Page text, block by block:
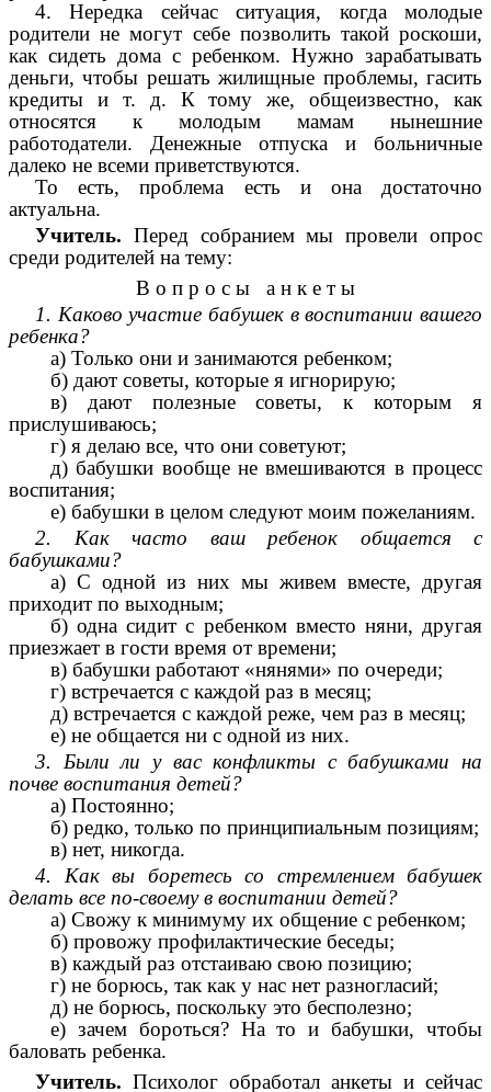
4. Нередка сейчас ситуация, когда молодые
родители не могут себе позволить такой роскоши,
как сидеть дома с ребенком. Нужно зарабатывать
деньги, чтобы решать жилищные проблемы, гасить
кредиты и т. д. К тому же, общеизвестно, как
относятся к молодым мамам нынешние
работодатели. Денежные отпуска и больничные
далеко не всеми приветствуются.
То есть, проблема есть и она достаточно
актуальна.
Учитель. Перед собранием мы провели опрос
среди родителей на тему:
В о п р о с ы а н к е т ы
1. Каково участие бабушек в воспитании вашего
ребенка?
а) Только они и занимаются ребенком;
б) дают советы, которые я игнорирую;
в) дают полезные советы, к которым я
прислушиваюсь;
г) я делаю все, что они советуют;
д) бабушки вообще не вмешиваются в процесс
воспитания;
е) бабушки в целом следуют моим пожеланиям.
2. Как часто ваш ребенок общается с
бабушками?
а) С одной из них мы живем вместе, другая
приходит по выходным;
б) одна сидит с ребенком вместо няни, другая
приезжает в гости время от времени;
в) бабушки работают «нянями» по очереди;
г) встречается с каждой раз в месяц;
д) встречается с каждой реже, чем раз в месяц;
е) не общается ни с одной из них.
3. Были ли у вас конфликты с бабушками на
почве воспитания детей?
а) Постоянно;
б) редко, только по принципиальным позициям;
в) нет, никогда.
4. Как вы боретесь со стремлением бабушек
делать все по-своему в воспитании детей?
а) Свожу к минимуму их общение с ребенком;
б) провожу профилактические беседы;
в) каждый раз отстаиваю свою позицию;
г) не борюсь, так как у нас нет разногласий;
д) не борюсь, поскольку это бесполезно;
е) зачем бороться? На то и бабушки, чтобы
баловать ребенка.
Учитель. Психолог обработал анкеты и сейчас